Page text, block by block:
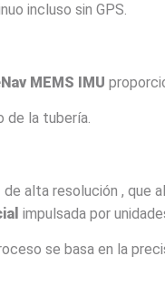
incluso sin GPS.
MEMS IMU
de la tubería.
de alta resolución , que
impulsada por
se basa en la